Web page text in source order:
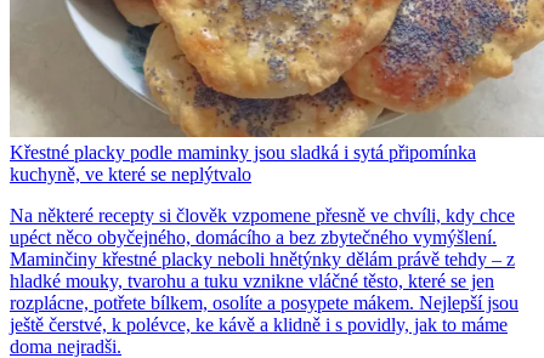
Křestné placky podle maminky jsou sladká i sytá připomínka
kuchyně, ve které se neplýtvalo
Na některé recepty si člověk vzpomene přesně ve chvíli, kdy chce
upéct něco obyčejného, domácího a bez zbytečného vymýšlení.
Maminčiny křestné placky neboli hnětýnky dělám právě tehdy – z
hladké mouky, tvarohu a tuku vznikne vláčné těsto, které se jen
rozplácne, potřete bílkem, osolíte a posypete mákem. Nejlepší jsou
ještě čerstvé, k polévce, ke kávě a klidně i s povidly, jak to máme
doma nejradši.